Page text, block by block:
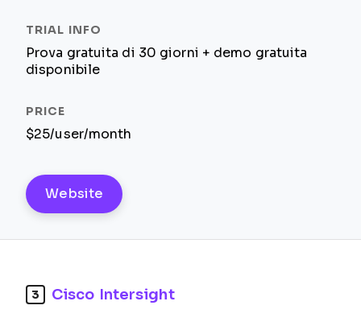
Prova gratuita di 30 giorni + demo gratuita
disponibile
$25/user/month
Website
3 Cisco Intersight